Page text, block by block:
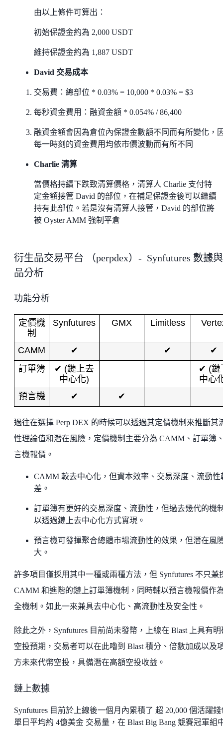
由以上條件可算出：
初始保證金約為 2,000 USDT
維持保證金約為 1,887 USDT
David 交易成本
交易費：總部位 * 0.03% = 10,000 * 0.03% = $3
每秒資金費用：融資金額 * 0.054% / 86,400
融資金額會因為倉位內保證金數額不同而有所變化，
每一時刻的資金費用均依市價波動而有所不同
Charlie 清算
當價格持續下跌致清算價格，清算人 Charlie 支付特
定金額接管 David 的部位，在補足保證金後可以繼續
持有此部位。若是沒有清算人接管，David 的部位將
被 Oyster AMM 強制平倉
衍生品交易平台 （perpdex）- Synfutures 數據
品分析
功能分析
定價機
制
Synfutures GMX Limitless
CAMM ✔ ✔
✔
訂單簿
✔ (鏈上去
中心化)
✔ (鏈
中心
預言機
✔ ✔
過往在選擇 Perp DEX 的時候可以透過其定價機制來推斷其
性理論值和潛在風險，定價機制主要分為 CAMM、訂單簿
言機報價。
CAMM 較去中心化，但資本效率、交易深度、流動性
差。
訂單簿有更好的交易深度、流動性，但過去幾代的機
以透過鏈上去中心化方式實現。
預言機可發揮聚合總體市場流動性的效果，但潛在風
大。
許多項目僅採用其中一種或兩種方法，但 Synfutures 不只兼
CAMM 和進階的鏈上訂單簿機制，同時輔以預言機報價作
全機制。如此一來兼具去中心化、高流動性及安全性。
除此之外，Synfutures 目前尚未發幣，上線在 Blast 上具有
空投預期，交易者可以在此嚕到 Blast 積分、倍數加成以及
方未來代幣空投，具備潛在高額空投收益。
鏈上數據
Synfutures 目前於上線後一個月內累積了 超 20,000 個活躍
單日平均約 4億美金 交易量，在 Blast Big Bang 競賽冠軍組